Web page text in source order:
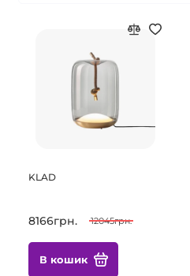
KLAD
8166грн. 12045грн.
В кошик